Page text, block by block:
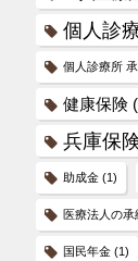
個人診
個人診療所
健康保険
兵庫保
助成金 (1)
医療法人の承
国民年金 (1)